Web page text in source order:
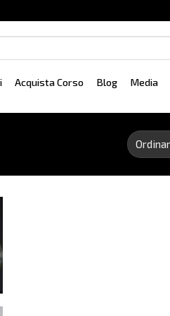
Acquista Corso Blog Media